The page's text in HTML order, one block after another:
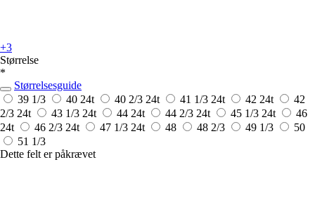
+3
Størrelse
*
Størrelsesguide
39 1/3
40 24t 40 2/3 24t 41 1/3 24t 42 24t
42
2/3 24t 43 1/3 24t 44 24t 44 2/3 24t 45 1/3 24t
46
24t
46 2/3 24t 47 1/3 24t 48 48 2/3 49 1/3
50
51 1/3
Dette felt er påkrævet